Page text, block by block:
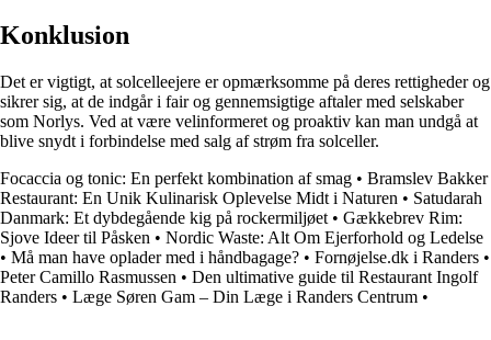
Konklusion
Det er vigtigt, at solcelleejere er opmærksomme på deres rettigheder og
sikrer sig, at de indgår i fair og gennemsigtige aftaler med selskaber
som Norlys. Ved at være velinformeret og proaktiv kan man undgå at
blive snydt i forbindelse med salg af strøm fra solceller.
Focaccia og tonic: En perfekt kombination af smag • Bramslev Bakker
Restaurant: En Unik Kulinarisk Oplevelse Midt i Naturen • Satudarah
Danmark: Et dybdegående kig på rockermiljøet • Gækkebrev Rim:
Sjove Ideer til Påsken • Nordic Waste: Alt Om Ejerforhold og Ledelse
• Må man have oplader med i håndbagage? • Fornøjelse.dk i Randers •
Peter Camillo Rasmussen • Den ultimative guide til Restaurant Ingolf
Randers • Læge Søren Gam – Din Læge i Randers Centrum •